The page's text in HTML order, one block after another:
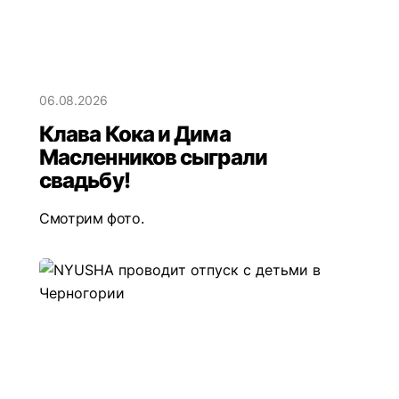
06.08.2026
Клава Кока и Дима
Масленников сыграли
свадьбу!
Смотрим фото.